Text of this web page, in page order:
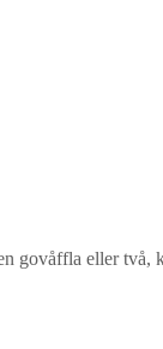
govåffla eller